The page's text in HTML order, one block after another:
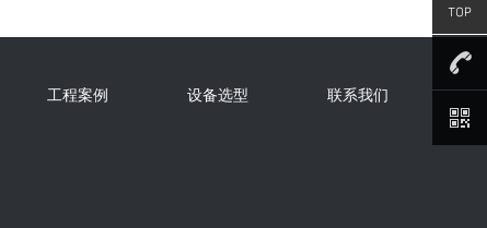
工程案例 设备选型 联系我们